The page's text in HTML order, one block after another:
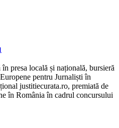
presa locală și națională, bursieră
pentru Jurnaliști în
justitiecurata.ro, premiată de
în România în cadrul concursului